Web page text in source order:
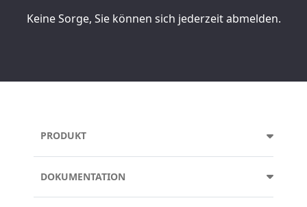
Keine Sorge, Sie können sich jederzeit abmelden.
PRODUKT
DOKUMENTATION